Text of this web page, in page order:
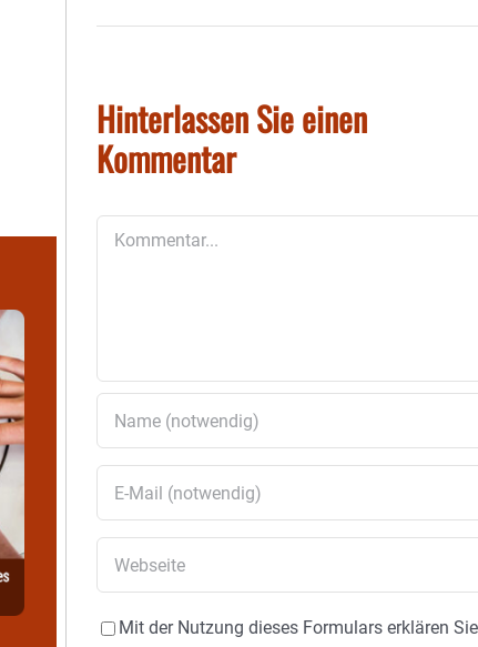
Hinterlassen Sie einen
Kommentar
Mit der Nutzung dieses Formulars erklären Sie